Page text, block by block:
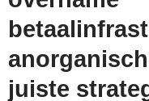
juiste